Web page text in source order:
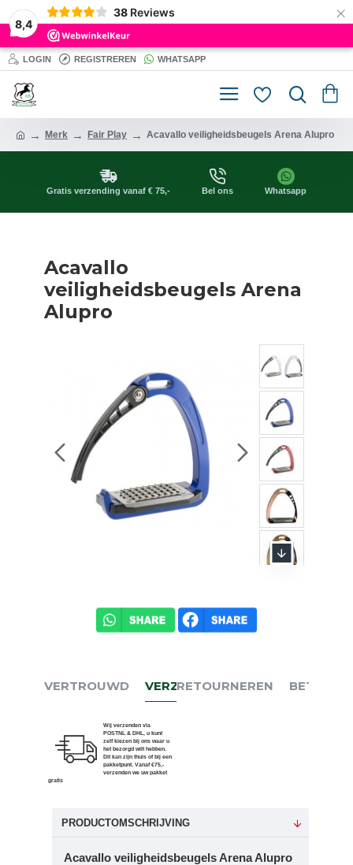
8,4
38 Reviews ×
LOGIN REGISTREREN WHATSAPP
Merk Fair Play Acavallo veiligheidsbeugels Arena Alupro
Gratis verzending vanaf € 75,- Bel ons Whatsapp
Acavallo
veiligheidsbeugels Arena
Alupro
VERTROUWD VERZENDEN
Wij verzenden via
POSTNL & DHL, u kunt
zelf kiezen bij ons waar u
het bezorgd wilt hebben.
Dit kan zijn thuis of bij een
pakketpunt. Vanaf €75,-
verzenden we uw pakket
gratis
RETOURNEREN BETALEN
PRODUCTOMSCHRIJVING
Acavallo veiligheidsbeugels Arena Alupro